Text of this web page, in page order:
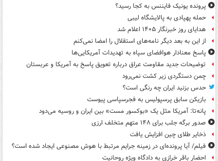
پرونده یونیک فایننس به کجا رسید؟
حمله پهپادی به پالایشگاه لیبی
هدایای روز خبرنگار ۱۴۰۵ اعلام شد
از این به بعد دیگر نامه‌های استقلال را امضا نمی‌کنم
پاسخ معنادار هوافضای سپاه به تهدیدات آمریکایی‌ها
توضیحات جدید مقاومت عراق درباره تعویق پاسخ به آمریکا و عربستان
چمن دستگردی زیر کشت نمی‌رود
حدس بزنید ایران چه رنگی است؟
بازیکن سابق پرسپولیس به فجرسپاسی پیوست
پانه‌تا: آمریکا مثل یک «بوکسور مست» بین ایران و روسیه می‌دود
صدور برگه جلب برای ۱۴۸ متهم متخلف ارزی
ذخایر طلای چین افزایش یافت
فیلم/ آیا پرونده‌ای در زمینه جرایم مرتبط با هوش مصنوعی ایجاد شده است؟
احضار باقر خرازی به دادگاه ویژه روحانیت